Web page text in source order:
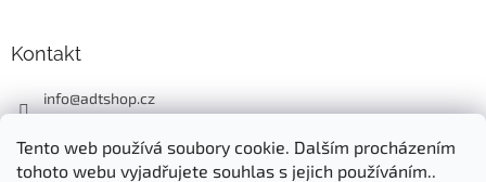
Tento web používá soubory cookie. Dalším procházením
tohoto webu vyjadřujete souhlas s jejich používáním..
Kontakt
info@adtshop.cz
+420724549949